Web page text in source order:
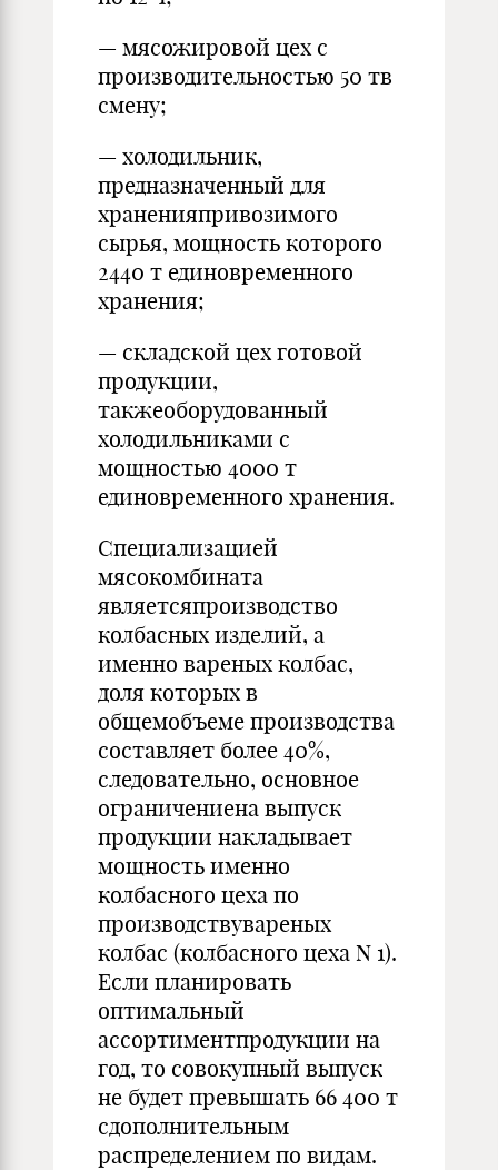
— мясожировой цех с
производительностью 50 тв
смену;
— холодильник,
предназначенный для
храненияпривозимого
сырья, мощность которого
2440 т единовременного
хранения;
— складской цех готовой
продукции,
такжеоборудованный
холодильниками с
мощностью 4000 т
единовременного хранения.
Специализацией
мясокомбината
являетсяпроизводство
колбасных изделий, а
именно вареных колбас,
доля которых в
общемобъеме производства
составляет более 40%,
следовательно, основное
ограничениена выпуск
продукции накладывает
мощность именно
колбасного цеха по
производствувареных
колбас (колбасного цеха N 1).
Если планировать
оптимальный
ассортиментпродукции на
год, то совокупный выпуск
не будет превышать 66 400 т
сдополнительным
распределением по видам.